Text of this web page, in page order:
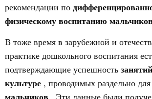
рекомендации по
физическому воспитанию
В тоже время в зарубежной и
практике дошкольного воспитания
подтверждающие успешность
культуре , проводимых раздельно для
. Эти данные были